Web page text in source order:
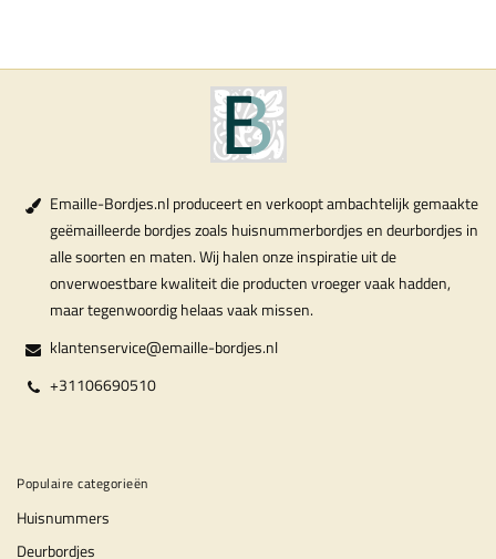
Emaille-Bordjes.nl produceert en verkoopt ambachtelijk gemaakte
geëmailleerde bordjes zoals huisnummerbordjes en deurbordjes in
alle soorten en maten. Wij halen onze inspiratie uit de
onverwoestbare kwaliteit die producten vroeger vaak hadden,
maar tegenwoordig helaas vaak missen.
klantenservice@emaille-bordjes.nl
+31106690510
Populaire categorieën
Huisnummers
Deurbordjes